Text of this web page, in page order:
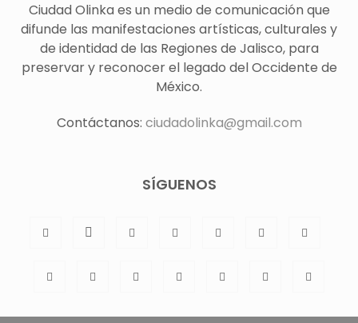
Ciudad Olinka es un medio de comunicación que
difunde las manifestaciones artísticas, culturales y
de identidad de las Regiones de Jalisco, para
preservar y reconocer el legado del Occidente de
México.
Contáctanos: ciudadolinka@gmail.com
SÍGUENOS